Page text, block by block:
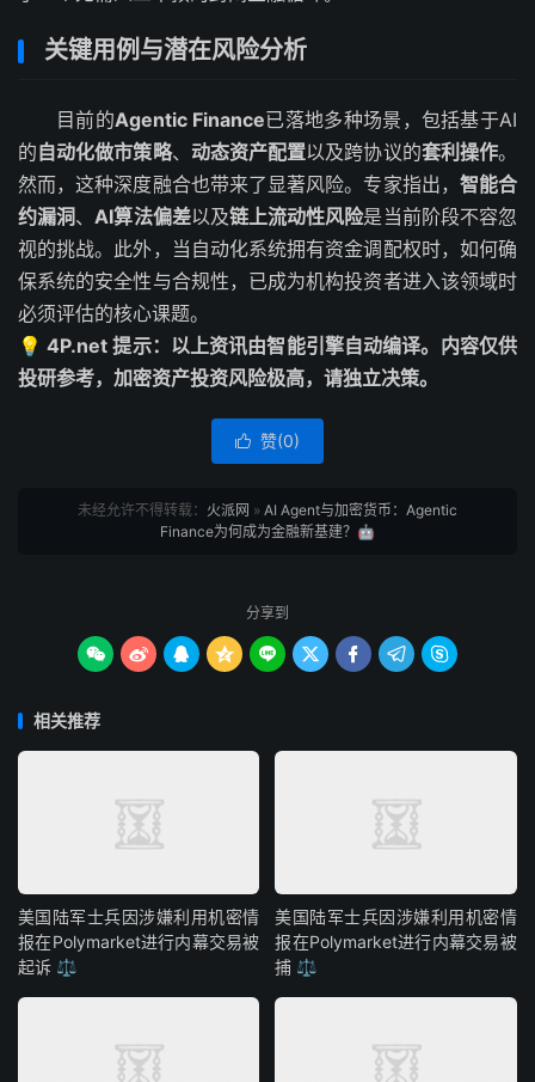
关键用例与潜在风险分析
目前的Agentic Finance已落地多种场景，包括基于AI
的自动化做市策略、 动态资产配置以及跨协议的套利操作。
然而，这种深度融合也带来了显著风险。专家指出， 智能合
约漏洞、AI算法偏差以及链上流动性风险是当前阶段不容忽
视的挑战。此外，当自动化系统拥有资金调配权时，如何确
保系统的安全性与合规性，已成为机构投资者进入该领域时
必须评估的核心课题。
💡 4P.net 提示：以上资讯由智能引擎自动编译。内容仅供
投研参考，加密资产投资风险极高，请独立决策。
 赞(0)
未经允许不得转载： 火派网 » AI Agent与加密货币：Agentic
Finance为何成为金融新基建？🤖
分享到
        
相关推荐
美国陆军士兵因涉嫌利用机密情
报在Polymarket进行内幕交易被
起诉 ⚖️
美国陆军士兵因涉嫌利用机密情
报在Polymarket进行内幕交易被
捕 ⚖️